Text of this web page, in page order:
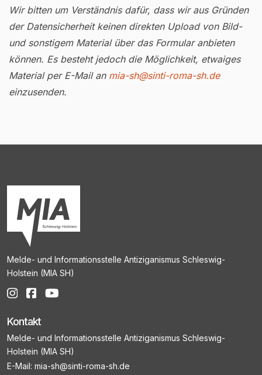
Wir bitten um Verständnis dafür, dass wir aus Gründen
der Datensicherheit keinen direkten Upload von Bild-
und sonstigem Material über das Formular anbieten
können. Es besteht jedoch die Möglichkeit, etwaiges
Material per E-Mail an mia-sh@sinti-roma-sh.de
einzusenden.
Melde- und Informationsstelle Antiziganismus Schleswig-
Holstein (MIA SH)
Kontakt
Melde- und Informationsstelle Antiziganismus Schleswig-
Holstein (MIA SH)
E-Mail: mia-sh@sinti-roma-sh.de